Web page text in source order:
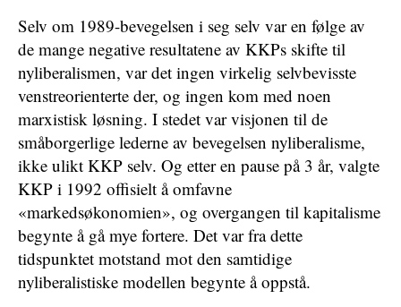
Selv om 1989-bevegelsen i seg selv var en følge av
de mange negative resultatene av KKPs skifte til
nyliberalismen, var det ingen virkelig selvbevisste
venstreorienterte der, og ingen kom med noen
marxistisk løsning. I stedet var visjonen til de
småborgerlige lederne av bevegelsen nyliberalisme,
ikke ulikt KKP selv. Og etter en pause på 3 år, valgte
KKP i 1992 offisielt å omfavne
«markedsøkonomien», og overgangen til kapitalisme
begynte å gå mye fortere. Det var fra dette
tidspunktet motstand mot den samtidige
nyliberalistiske modellen begynte å oppstå.